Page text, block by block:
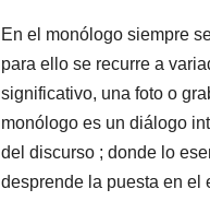
En el monólogo siempre
para ello se recurre a
significativo, una foto o
monólogo es un diálogo
del discurso ; donde lo
desprende la puesta en el